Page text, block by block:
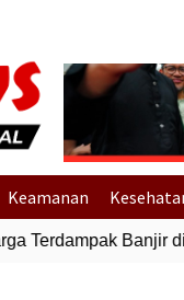
Keamanan
Terdampak Banjir di